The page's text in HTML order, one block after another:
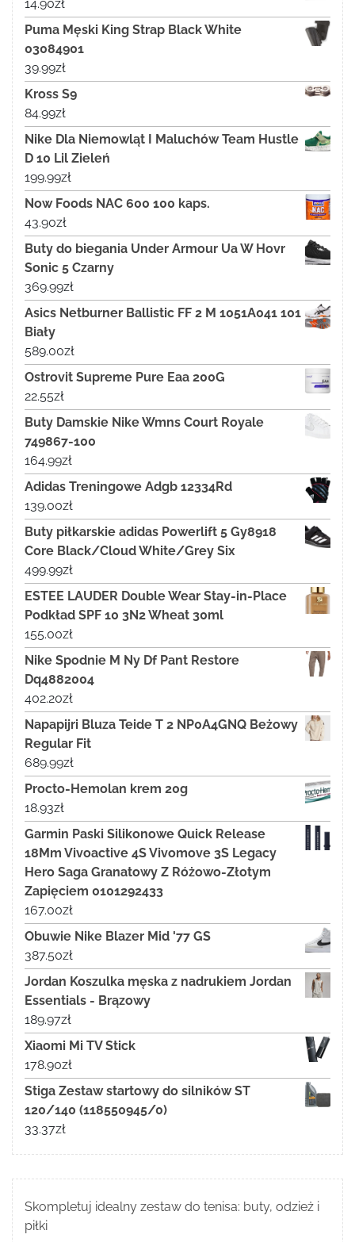
14.90zł
Puma Męski King Strap Black White
03084901
39.99zł
Kross S9
84.99zł
Nike Dla Niemowląt I Maluchów Team Hustle
D 10 Lil Zieleń
199.99zł
Now Foods NAC 600 100 kaps.
43.90zł
Buty do biegania Under Armour Ua W Hovr
Sonic 5 Czarny
369.99zł
Asics Netburner Ballistic FF 2 M 1051A041 101
Biały
589.00zł
Ostrovit Supreme Pure Eaa 200G
22.55zł
Buty Damskie Nike Wmns Court Royale
749867-100
164.99zł
Adidas Treningowe Adgb 12334Rd
139.00zł
Buty piłkarskie adidas Powerlift 5 Gy8918
Core Black/Cloud White/Grey Six
499.99zł
ESTEE LAUDER Double Wear Stay-in-Place
Podkład SPF 10 3N2 Wheat 30ml
155.00zł
Nike Spodnie M Ny Df Pant Restore
Dq4882004
402.20zł
Napapijri Bluza Teide T 2 NP0A4GNQ Beżowy
Regular Fit
689.99zł
Procto-Hemolan krem 20g
18.93zł
Garmin Paski Silikonowe Quick Release
18Mm Vivoactive 4S Vivomove 3S Legacy
Hero Saga Granatowy Z Różowo-Złotym
Zapięciem 0101292433
167.00zł
Obuwie Nike Blazer Mid '77 GS
387.50zł
Jordan Koszulka męska z nadrukiem Jordan
Essentials - Brązowy
189.97zł
Xiaomi Mi TV Stick
178.90zł
Stiga Zestaw startowy do silników ST
120/140 (118550945/0)
33.37zł
Skompletuj idealny zestaw do tenisa: buty, odzież i
piłki